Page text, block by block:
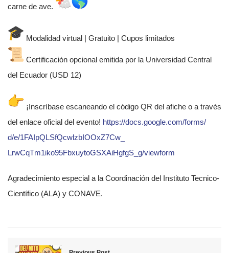
carne de ave.
Modalidad virtual | Gratuito | Cupos limitados
Certificación opcional emitida por la Universidad Central
del Ecuador (USD 12)
¡Inscríbase escaneando el código QR del afiche o a través
del enlace oficial del evento! https://docs.google.com/forms/
d/e/1FAIpQLSfQcwlzbIOOxZ7Cw_
LrwCqTm1iko95FbxuytoGSXAiHgfgS _g/viewform
Agradecimiento especial a la Coordinación del Instituto Tecnico-
Científico (ALA) y CONAVE.